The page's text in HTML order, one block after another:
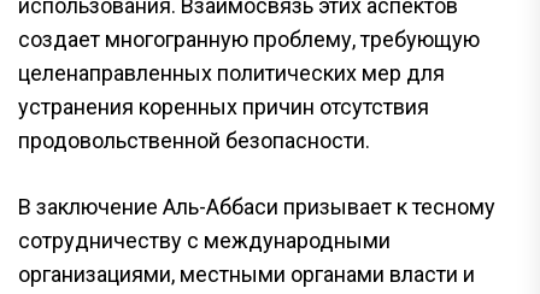
использования. Взаимосвязь этих аспектов
создает многогранную проблему, требующую
целенаправленных политических мер для
устранения коренных причин отсутствия
продовольственной безопасности.
В заключение Аль-Аббаси призывает к тесному
сотрудничеству с международными
организациями, местными органами власти и